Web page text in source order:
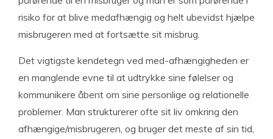
risiko for at blive medafhængig og helt ubevidst hjælpe
misbrugeren med at fortsætte sit misbrug.
Det vigtigste kendetegn ved med-afhængigheden er
en manglende evne til at udtrykke sine følelser og
kommunikere åbent om sine personlige og relationelle
problemer. Man strukturerer ofte sit liv omkring den
afhængige/misbrugeren, og bruger det meste af sin tid,